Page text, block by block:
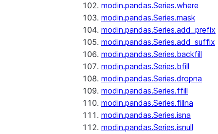
modin.pandas.Series.where
modin.pandas.Series.mask
modin.pandas.Series.add_prefix
modin.pandas.Series.add_suffix
modin.pandas.Series.backfill
modin.pandas.Series.bfill
modin.pandas.Series.dropna
modin.pandas.Series.ffill
modin.pandas.Series.fillna
modin.pandas.Series.isna
modin.pandas.Series.isnull